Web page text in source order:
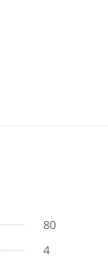
80
4